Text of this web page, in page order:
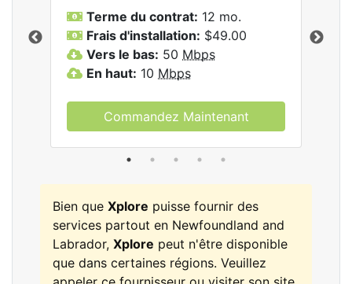
Terme du contrat: 12 mo.
Frais d'installation: $49.00
Vers le bas: 50 Mbps
En haut: 10 Mbps
Commandez Maintenant
Bien que Xplore puisse fournir des
services partout en Newfoundland and
Labrador, Xplore peut n'être disponible
que dans certaines régions. Veuillez